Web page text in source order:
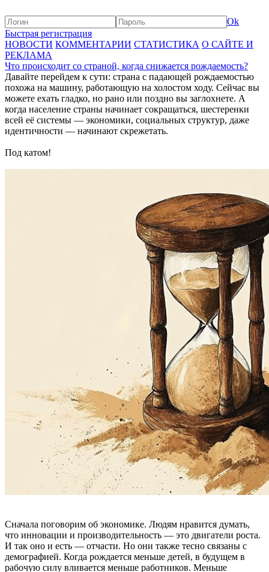
Ok
Быстрая регистрация
НОВОСТИ КОММЕНТАРИИ СТАТИСТИКА О САЙТЕ И
РЕКЛАМА
Что происходит со страной, когда снижается рождаемость?
Давайте перейдем к сути: страна с падающей рождаемостью
похожа на машину, работающую на холостом ходу. Сейчас вы
можете ехать гладко, но рано или поздно вы заглохнете. А
когда население страны начинает сокращаться, шестеренки
всей её системы — экономики, социальных структур, даже
идентичности — начинают скрежетать.
Под катом!
Сначала поговорим об экономике. Людям нравится думать,
что инновации и производительность — это двигатели роста.
И так оно и есть — отчасти. Но они также тесно связаны с
демографией. Когда рождается меньше детей, в будущем в
рабочую силу вливается меньше работников. Меньше